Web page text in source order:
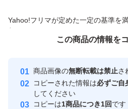
⑩カーキ(566)
⑪オリーブグリーン(888)
⑫フォグブルー(104)
Yahoo!フリマが定めた一定の基準を
付与しています
安心取引出品者
心・
取引実績
この商品の情報を
商品画像の無断転載は禁止さ
コピーされた情報は必ずご自
してください
コピーは1商品につき1回です
この商品をみている人にオススメ